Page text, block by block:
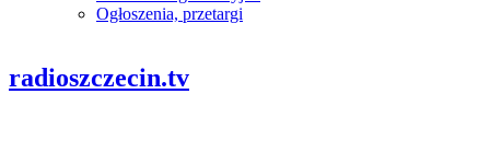
Ogłoszenia, przetargi
radioszczecin.tv